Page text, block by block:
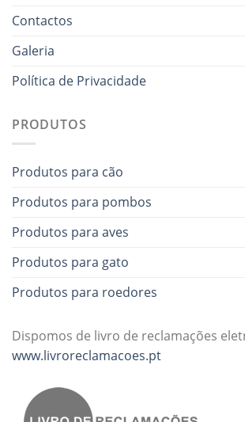
Contactos
Galeria
Política de Privacidade
PRODUTOS
Produtos para cão
Produtos para pombos
Produtos para aves
Produtos para gato
Produtos para roedores
Dispomos de livro de reclamações
www.livroreclamacoes.pt